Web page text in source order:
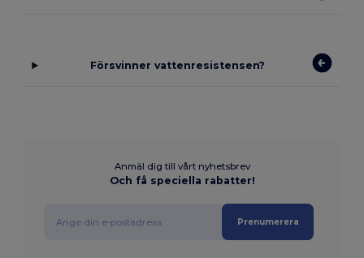
Försvinner vattenresistensen?
Anmäl dig till vårt nyhetsbrev
Och få speciella rabatter!
Prenumerera